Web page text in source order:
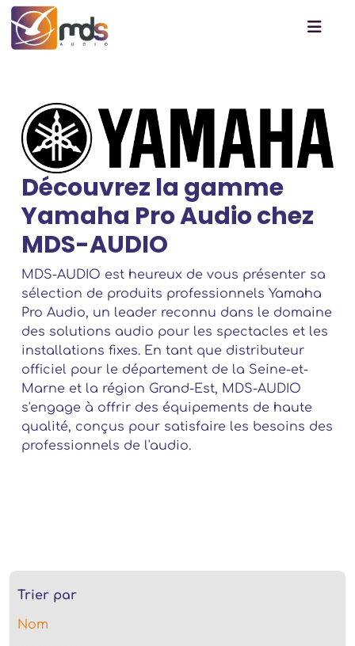
Découvrez la gamme
Yamaha Pro Audio chez
MDS-AUDIO
MDS-AUDIO est heureux de vous présenter sa
sélection de produits professionnels Yamaha
Pro Audio, un leader reconnu dans le domaine
des solutions audio pour les spectacles et les
installations fixes. En tant que distributeur
officiel pour le département de la Seine-et-
Marne et la région Grand-Est, MDS-AUDIO
s'engage à offrir des équipements de haute
qualité, conçus pour satisfaire les besoins des
professionnels de l'audio.
Trier par
Nom